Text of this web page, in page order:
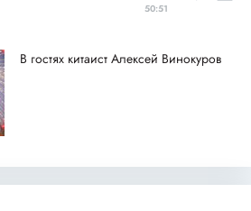
50:51
В гостях китаист Алексей Винокуров